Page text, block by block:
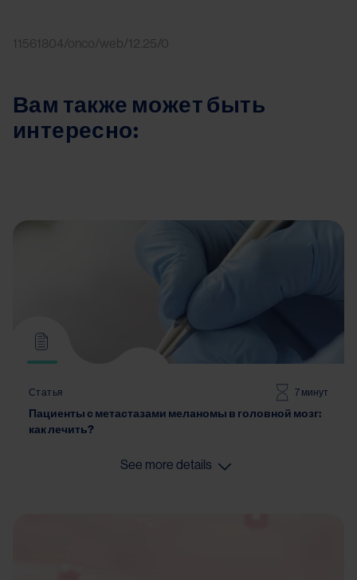
11561804/onco/web/12.25/0
Вам также может быть
интересно:
Статья 7 минут
Пациенты с метастазами меланомы в головной мозг:
как лечить?
See more details